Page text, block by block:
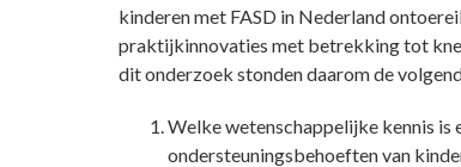
kinderen met FASD in Nederland
praktijkinnovaties met betrekking tot
dit onderzoek stonden daarom de
Welke wetenschappelijke kennis is
ondersteuningsbehoeften van